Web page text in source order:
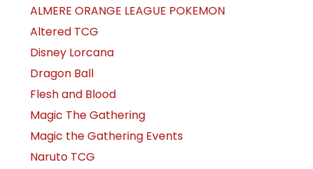
ALMERE ORANGE LEAGUE POKEMON
Altered TCG
Disney Lorcana
Dragon Ball
Flesh and Blood
Magic The Gathering
Magic the Gathering Events
Naruto TCG